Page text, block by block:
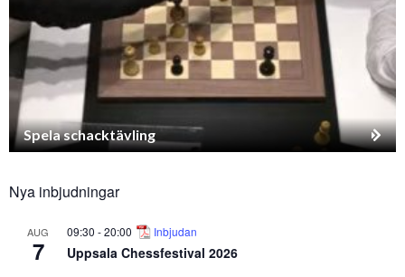
Spela schacktävling
Nya inbjudningar
AUG
7
09:30 -20:00 Inbjudan
Uppsala Chessfestival 2026